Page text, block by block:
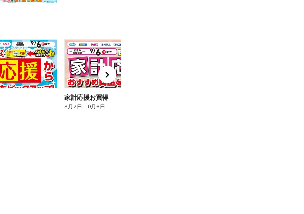
家計応援お買得
8月2日 ～9月6日
n
e
x
t